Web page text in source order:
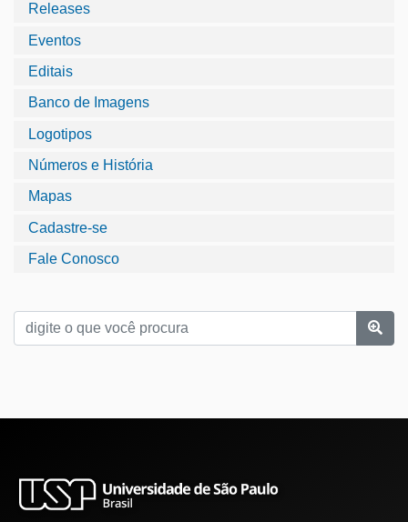
Releases
Eventos
Editais
Banco de Imagens
Logotipos
Números e História
Mapas
Cadastre-se
Fale Conosco